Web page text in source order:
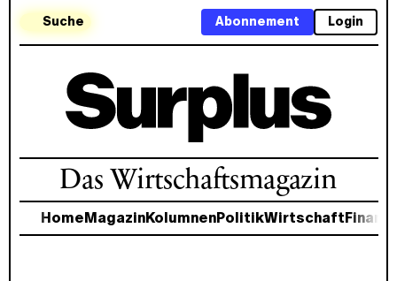
Suche Login
Abonnement
Das Wirtschaftsmagazin
Home MagazinKolumnenPolitikWirtschaft